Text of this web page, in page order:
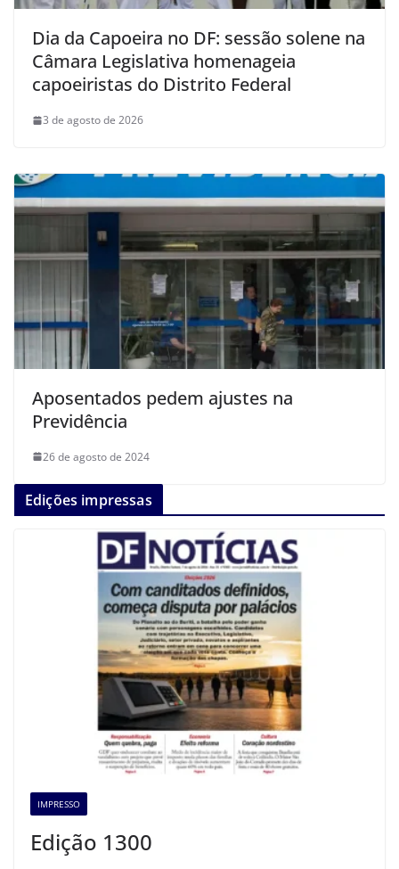
Dia da Capoeira no DF: sessão solene na
Câmara Legislativa homenageia
capoeiristas do Distrito Federal
3 de agosto de 2026
Aposentados pedem ajustes na
Previdência
26 de agosto de 2024
Edições impressas
IMPRESSO
Edição 1300